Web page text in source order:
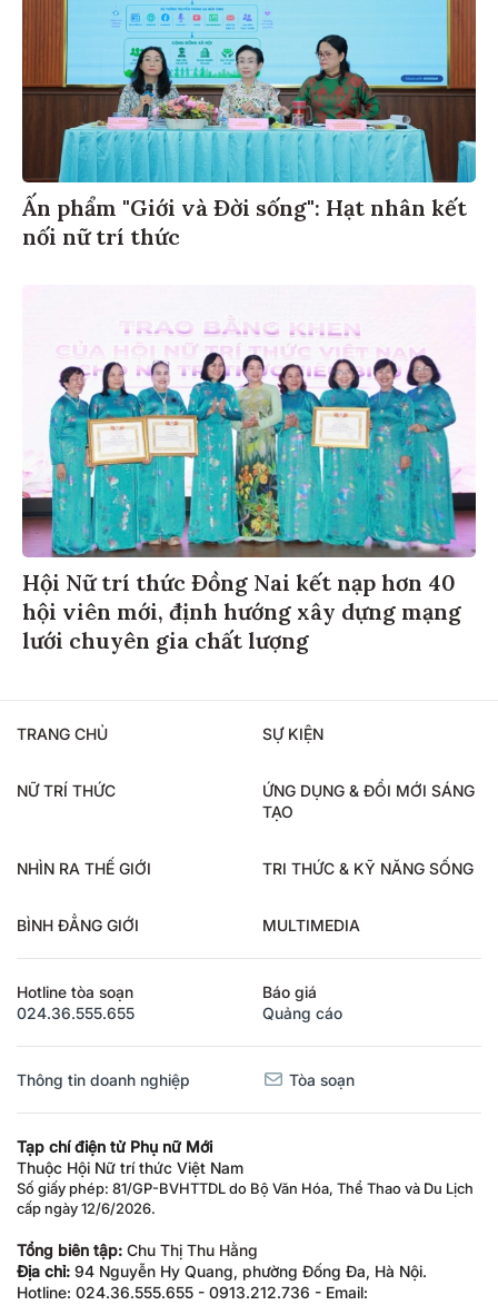
Ấn phẩm "Giới và Đời sống": Hạt nhân kết
nối nữ trí thức
Hội Nữ trí thức Đồng Nai kết nạp hơn 40
hội viên mới, định hướng xây dựng mạng
lưới chuyên gia chất lượng
TRANG CHỦ SỰ KIỆN
NỮ TRÍ THỨC
ỨNG DỤNG & ĐỔI MỚI SÁNG
TẠO
NHÌN RA THẾ GIỚI TRI THỨC & KỸ NĂNG SỐNG
BÌNH ĐẲNG GIỚI MULTIMEDIA
Hotline tòa soạn
024.36.555.655
Báo giá
Quảng cáo
Thông tin doanh nghiệp Tòa soạn
Tạp chí điện tử Phụ nữ Mới
Thuộc Hội Nữ trí thức Việt Nam
Số giấy phép: 81/GP-BVHTTDL do Bộ Văn Hóa, Thể Thao và Du Lịch
cấp ngày 12/6/2026.
Tổng biên tập: Chu Thị Thu Hằng
Địa chỉ: 94 Nguyễn Hy Quang, phường Đống Đa, Hà Nội.
Hotline: 024.36.555.655 - 0913.212.736 - Email: